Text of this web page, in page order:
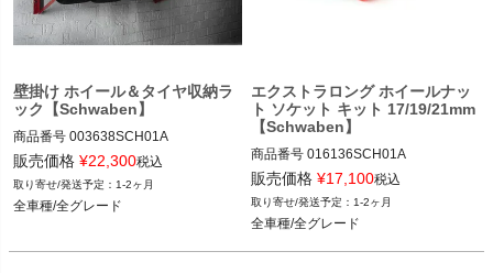
壁掛け ホイール＆タイヤ収納ラ
ック【Schwaben】
商品番号 003638SCH01A
003638SCH01A
全車種/全グレード
販売価格 ¥22,300税込
1-2ヶ月
全車種/全グレード
エクストラロング ホイールナッ
ト ソケット キット 17/19/21mm
【Schwaben】
商品番号 016136SCH01A
016136SCH01A
全車種/全グレード
販売価格 ¥17,100税込
1-2ヶ月
全車種/全グレード